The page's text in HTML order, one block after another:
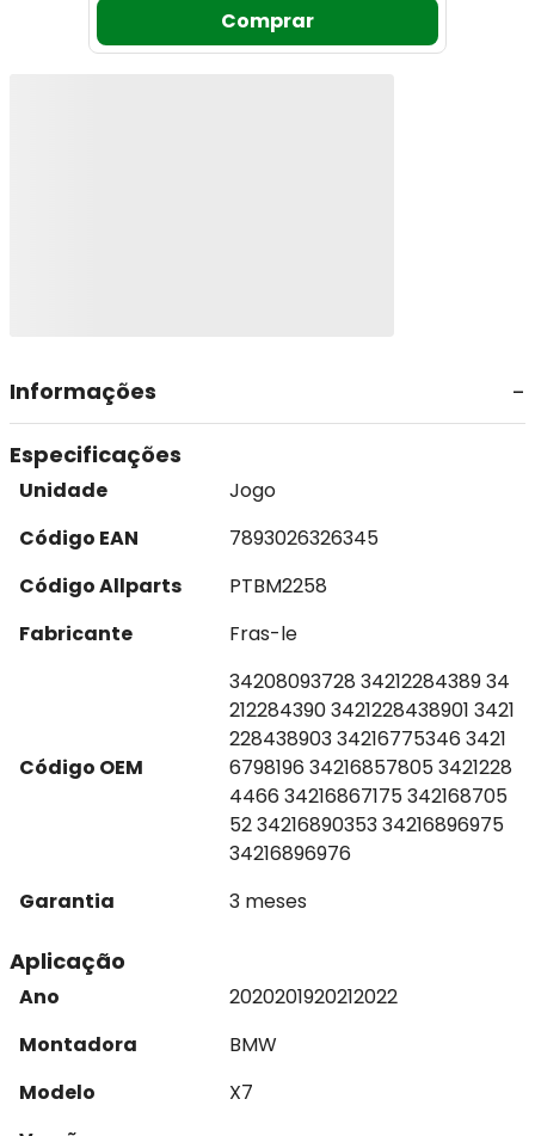
Comprar
Informações
Especificações
Unidade
Jogo
Código EAN
7893026326345
Código Allparts
PTBM2258
Fabricante
Fras-le
Código OEM
34208093728 34212284389 34
212284390 3421228438901 3421
228438903 34216775346 3421
6798196 34216857805 3421228
4466 34216867175 342168705
52 34216890353 34216896975
34216896976
Garantia
3 meses
Aplicação
Ano 2020201920212022
Montadora
BMW
Modelo
X7